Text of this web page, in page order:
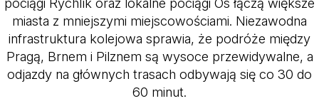
miasta z mniejszymi miejscowościami. Niezawodna
infrastruktura kolejowa sprawia, że podróże między
Pragą, Brnem i Pilznem są wysoce przewidywalne, a
odjazdy na głównych trasach odbywają się co 30 do
60 minut.